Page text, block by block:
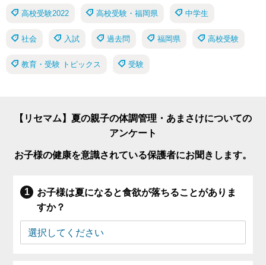
高校受験2022 高校受験・福岡県 中学生
社会 入試 過去問 福岡県 高校受験
教育・受験 トピックス 受験
【リセマム】夏の親子の体調管理・あまさけについての
アンケート
お子様の健康を意識されている保護者にお聞きします。
お子様は夏になると食欲が落ちることがありま
すか？